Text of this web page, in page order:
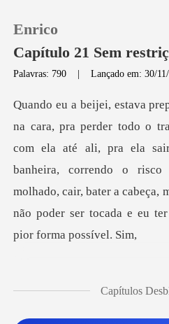
Loja
Enrico
Capítulo 21 Sem
Palavras: 790 |Lançado em: 30/
a até ali, pra ela
banheira, correndo o
molhado, cair, bater
Capítulos